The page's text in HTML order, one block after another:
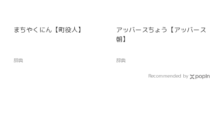
まちやくにん【町役人】
辞典
アッバースちょう【アッバース
朝】
辞典
Recommended by